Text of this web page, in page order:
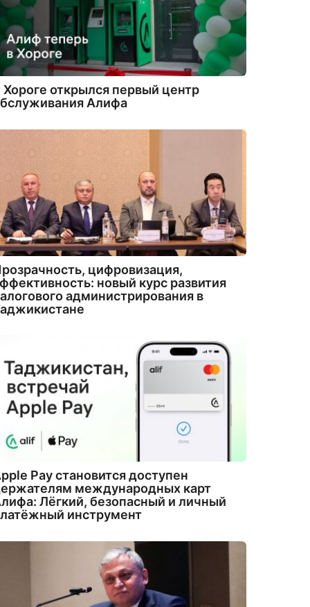
Хороге открылся первый центр
Алифа
цифровизация,
новый курс развития
администрирования в
Pay становится доступен
международных карт
Лёгкий, безопасный и личный
инструмент